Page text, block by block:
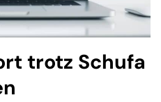
trotz Schufa